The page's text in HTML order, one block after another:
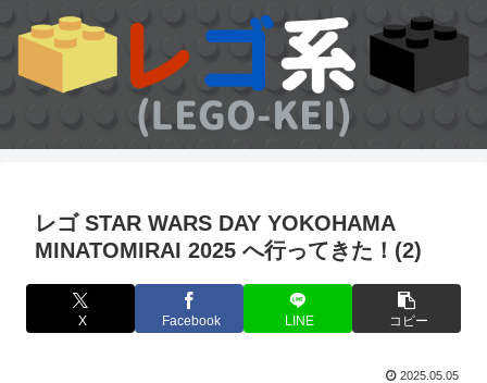
レゴ STAR WARS DAY YOKOHAMA
MINATOMIRAI 2025 へ行ってきた！(2)
X Facebook LINE コピー
2025.05.05